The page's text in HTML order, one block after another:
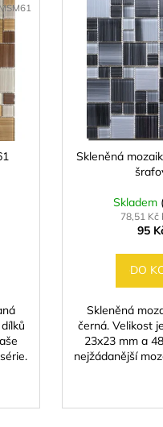
MSM61
Skleněná
Skladem
78,51 Kč
95
DO
Skleněná
černá. Velikost
23x23 mm a
nejžádanější